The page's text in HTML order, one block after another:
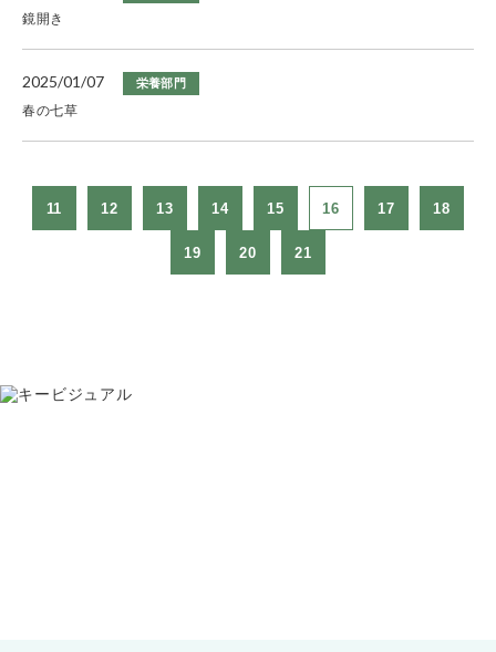
鏡開き
2025/01/07 栄養部門
春の七草
11 12 13 14 15 16 17 18
19 20 21